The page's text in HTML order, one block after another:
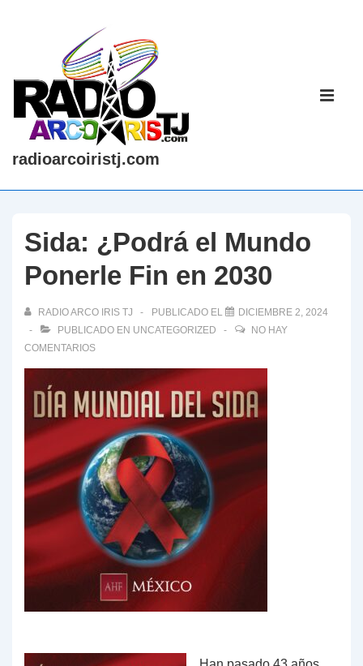
contenido
principal
radioarcoiristj.com
Sida: ¿Podrá el Mundo
Ponerle Fin en 2030
RADIO ARCO IRIS TJ PUBLICADO EL
DICIEMBRE 2, 2024
PUBLICADO EN UNCATEGORIZED
NO HAY
COMENTARIOS